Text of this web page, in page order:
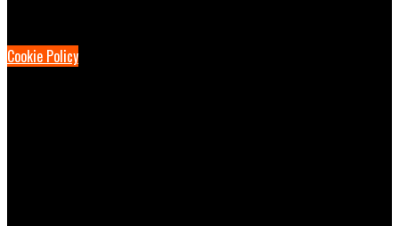
Cookie Policy